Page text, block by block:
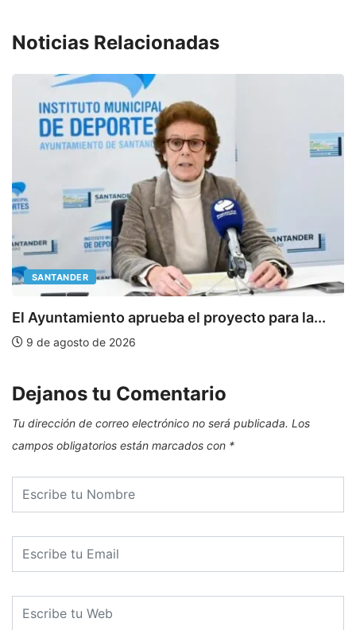
Noticias Relacionadas
SANTANDER
El Ayuntamiento aprueba el proyecto para la...
9 de agosto de 2026
Dejanos tu Comentario
Tu dirección de correo electrónico no será publicada. Los
campos obligatorios están marcados con *